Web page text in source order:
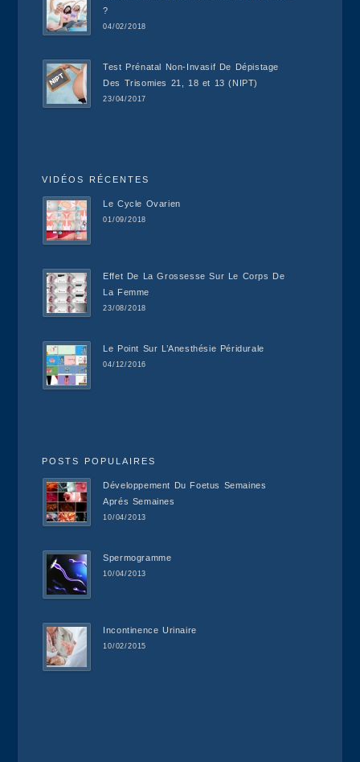
?
04/02/2018
Test Prénatal Non-Invasif De Dépistage
Des Trisomies 21, 18 et 13 (NIPT)
23/04/2017
VIDÉOS RÉCENTES
Le Cycle Ovarien
01/09/2018
Effet De La Grossesse Sur Le Corps De
La Femme
23/08/2018
Le Point Sur L’Anesthésie Péridurale
04/12/2016
POSTS POPULAIRES
Développement Du Foetus Semaines
Aprés Semaines
10/04/2013
Spermogramme
10/04/2013
Incontinence Urinaire
10/02/2015